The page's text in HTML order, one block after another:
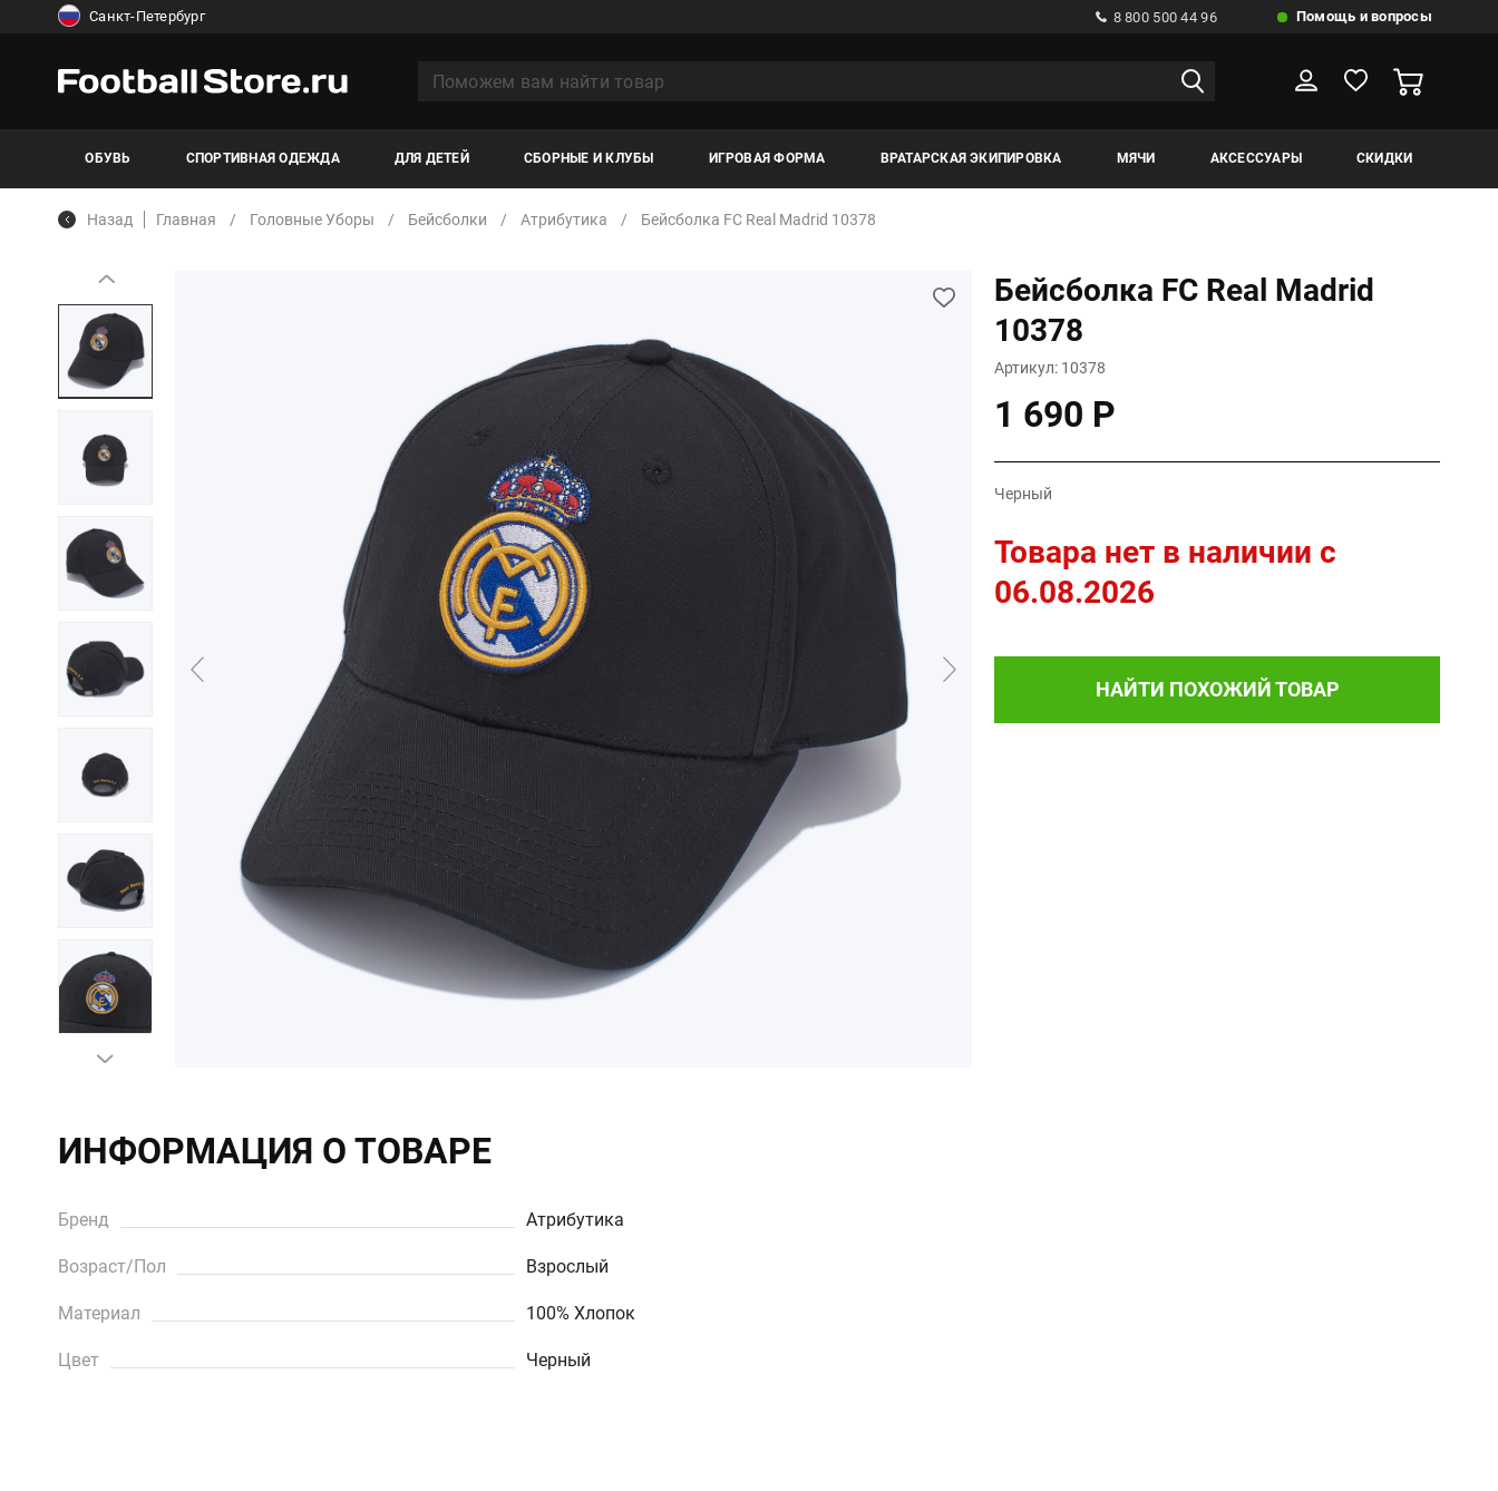
Санкт-Петербург 8 800 500 44 96 Помощь и вопросы
ОБУВЬ СПОРТИВНАЯ ОДЕЖДА ДЛЯ ДЕТЕЙ СБОРНЫЕ И КЛУБЫ ИГРОВАЯ ФОРМА ВРАТАРСКАЯ ЭКИПИРОВКА МЯЧИ АКСЕССУАРЫ СКИДКИ
Назад Главная Головные Уборы Бейсболки Атрибутика Бейсболка FC Real Madrid 10378
Бейсболка FC Real Madrid
10378
Артикул: 10378
1 690 Р
Черный
Товара нет в наличии c
06.08.2026
НАЙТИ ПОХОЖИЙ ТОВАР
ИНФОРМАЦИЯ О ТОВАРЕ
Бренд Атрибутика
Возраст/Пол Взрослый
Материал 100% Хлопок
Цвет Черный